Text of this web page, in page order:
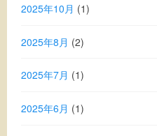
2025年10月 (1)
2025年8月 (2)
2025年7月 (1)
2025年6月 (1)